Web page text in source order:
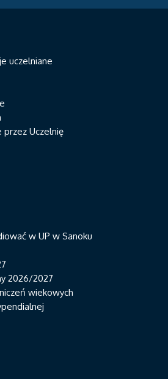
uczelniane
Uczelnię
w UP w Sanoku
2026/2027
wiekowych